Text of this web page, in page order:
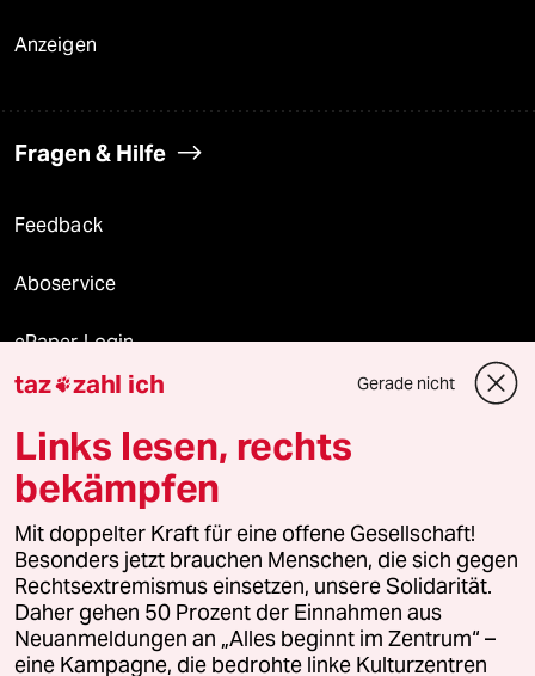
Anzeigen
Fragen & Hilfe
Feedback
Aboservice
ePaper Login
Downloads für Abonnierende
© 2026 taz Verlags und Vertriebs GmbH
Alle Rechte vorbehalten. Bei rechtlichen Fragen oder für Genehmigungen
wenden Sie sich bitte an
lizenzen@taz.de
Feedback Redaktionsstatut Kommune-Richtlinien
taz zahl ich Gerade nicht
Links lesen, rechts
bekämpfen
Mit doppelter Kraft für eine offene Gesellschaft!
Besonders jetzt brauchen Menschen, die sich gegen
Rechtsextremismus einsetzen, unsere Solidarität.
Daher gehen 50 Prozent der Einnahmen aus
Neuanmeldungen an „Alles beginnt im Zentrum“ –
eine Kampagne, die bedrohte linke Kulturzentren